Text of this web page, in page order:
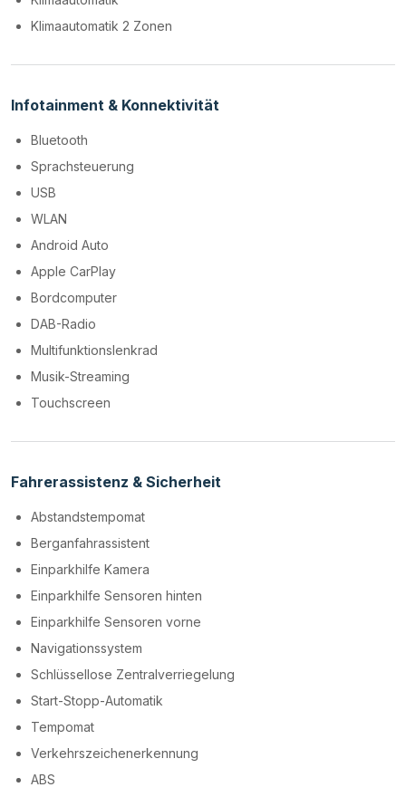
Klimaautomatik 2 Zonen
Infotainment & Konnektivität
Bluetooth
Sprachsteuerung
USB
WLAN
Android Auto
Apple CarPlay
Bordcomputer
DAB-Radio
Multifunktionslenkrad
Musik-Streaming
Touchscreen
Fahrerassistenz & Sicherheit
Abstandstempomat
Berganfahrassistent
Einparkhilfe Kamera
Einparkhilfe Sensoren hinten
Einparkhilfe Sensoren vorne
Navigationssystem
Schlüssellose Zentralverriegelung
Start-Stopp-Automatik
Tempomat
Verkehrszeichenerkennung
ABS